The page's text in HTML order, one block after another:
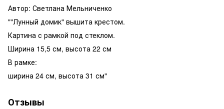
Автор: Светлана Мельниченко
""Лунный домик" вышита крестом.
Картина с рамкой под стеклом.
Ширина 15,5 см, высота 22 см
В рамке:
ширина 24 см, высота 31 см"
Отзывы